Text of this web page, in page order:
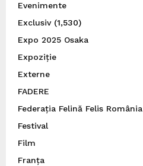
Evenimente
Exclusiv(1,530)
Expo 2025 Osaka
Expoziție
Externe
FADERE
Federația Felină Felis România
Festival
Film
Franța